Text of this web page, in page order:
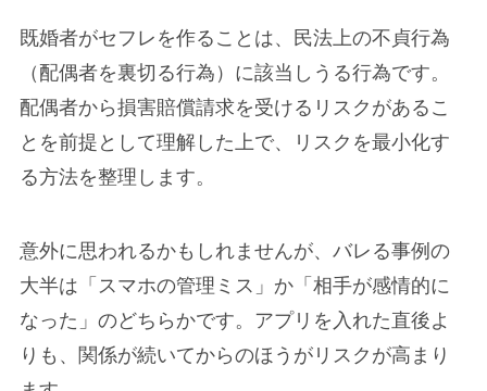
既婚者がセフレを作ることは、民法上の不貞行為
（配偶者を裏切る行為）に該当しうる行為です。
配偶者から損害賠償請求を受けるリスクがあるこ
とを前提として理解した上で、リスクを最小化す
る方法を整理します。
意外に思われるかもしれませんが、バレる事例の
大半は「スマホの管理ミス」か「相手が感情的に
なった」のどちらかです。アプリを入れた直後よ
りも、関係が続いてからのほうがリスクが高まり